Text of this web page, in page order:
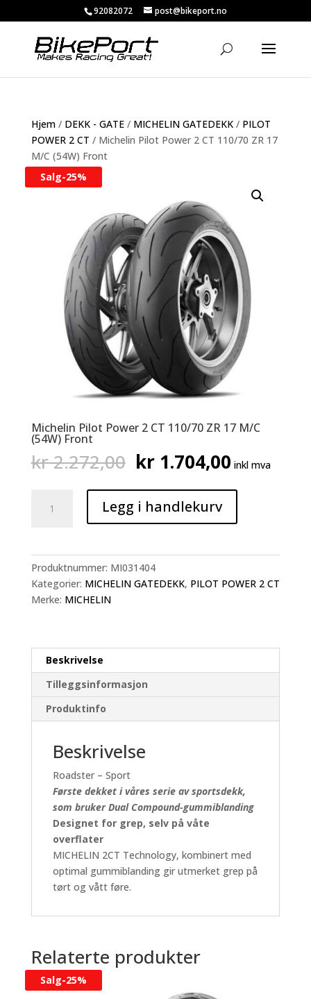
92082072 post@bikeport.no
Hjem/ DEKK - GATE/ MICHELIN GATEDEKK/ PILOT
POWER 2 CT / Michelin Pilot Power 2 CT 110/70 ZR 17
M/C (54W) Front
Salg-25%
Michelin Pilot Power 2 CT 110/70 ZR 17 M/C
(54W) Front
kr2.272,00 Opprinnelig
pris
var:
kr 2.272,00.
kr1.704,00
pris
er:
inkl mva
Front
antall
Legg i handlekurv
Produktnummer: MI031404
Kategorier: MICHELIN GATEDEKK, PILOT POWER 2 CT
Merke: MICHELIN
Beskrivelse
Tilleggsinformasjon
Produktinfo
Beskrivelse
Roadster – Sport
Første dekket i våres serie av sportsdekk,
som bruker Dual Compound-gummiblanding
Designet for grep, selv på våte
overflater
MICHELIN 2CT Technology, kombinert med
optimal gummiblanding gir utmerket grep på
tørt og vått føre.
Relaterte produkter
Salg-25%